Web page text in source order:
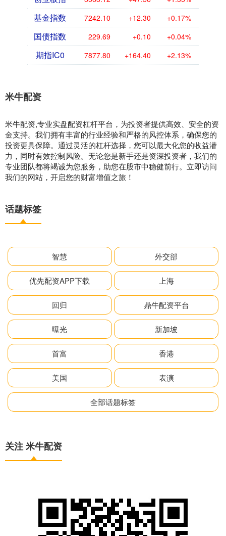
基金指数 7242.10 +12.30 +0.17%
国债指数 229.69 +0.10 +0.04%
期指IC0 7877.80 +164.40 +2.13%
米牛配资
米牛配资,专业实盘配资杠杆平台，为投资者提供高效、安全的资
金支持。我们拥有丰富的行业经验和严格的风控体系，确保您的
投资更具保障。通过灵活的杠杆选择，您可以最大化您的收益潜
力，同时有效控制风险。无论您是新手还是资深投资者，我们的
专业团队都将竭诚为您服务，助您在股市中稳健前行。立即访问
我们的网站，开启您的财富增值之旅！
话题标签
智慧 外交部
优先配资APP下载 上海
回归 鼎牛配资平台
曝光 新加坡
首富 香港
美国 表演
全部话题标签
关注 米牛配资